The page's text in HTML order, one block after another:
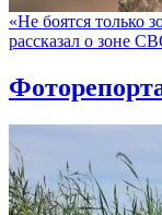
«Не боятся только
рассказал о зоне